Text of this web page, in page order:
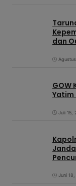
dan
GOW
Yatim
Juli 15,
Juni